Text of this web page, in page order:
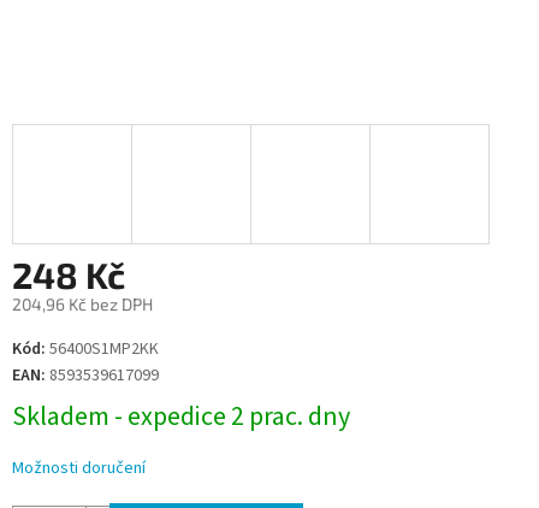
248 Kč
204,96 Kč bez DPH
Měrná
cena:
Kód: 56400S1MP2KK
EAN: 8593539617099
Skladem - expedice 2 prac. dny
Možnosti doručení